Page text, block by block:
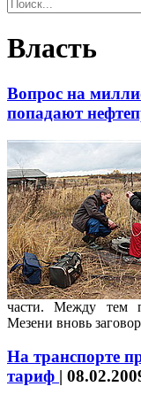
Власть
Вопрос на
попадают
части. Между тем
Мезени вновь
На транспорте
тариф |